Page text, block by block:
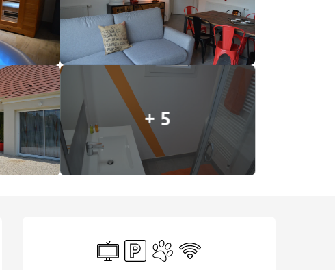
+ 5
Télévision
ParkingAnimaux acceptés
WiFi